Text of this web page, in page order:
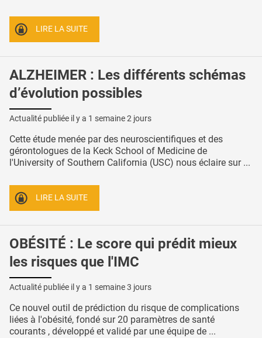
LIRE LA SUITE
ALZHEIMER : Les différents schémas
d’évolution possibles
Actualité publiée il y a 1 semaine 2 jours
Cette étude menée par des neuroscientifiques et des
gérontologues de la Keck School of Medicine de
l'University of Southern California (USC) nous éclaire sur ...
LIRE LA SUITE
OBÉSITÉ : Le score qui prédit mieux
les risques que l'IMC
Actualité publiée il y a 1 semaine 3 jours
Ce nouvel outil de prédiction du risque de complications
liées à l'obésité, fondé sur 20 paramètres de santé
courants , développé et validé par une équipe de ...